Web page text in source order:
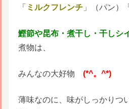
「 ミルクフレンチ 」（パン）「
鰹節や昆布・煮干し・干しシ
煮物は、
みんなの大好物 (*^。^*)
薄味なのに、味がしっかりつ